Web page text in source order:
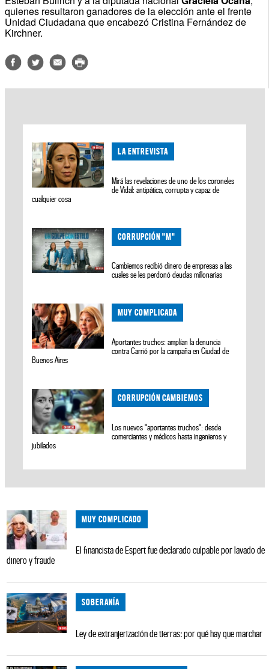
quienes resultaron ganadores de la elección ante el frente
Unidad Ciudadana que encabezó Cristina Fernández de
Kirchner.
LA ENTREVISTA
Mirá las revelaciones de uno de los coroneles
de Vidal: antipática, corrupta y capaz de
cualquier cosa
CORRUPCIÓN "M"
Cambiemos recibió dinero de empresas a las
cuales se les perdonó deudas millonarias
MUY COMPLICADA
Aportantes truchos: amplían la denuncia
contra Carrió por la campaña en Ciudad de
Buenos Aires
CORRUPCIÓN CAMBIEMOS
Los nuevos "aportantes truchos": desde
comerciantes y médicos hasta ingenieros y
jubilados
MUY COMPLICADO
El financista de Espert fue declarado culpable por lavado de
dinero y fraude
SOBERANÍA
Ley de extranjerización de tierras: por qué hay que marchar